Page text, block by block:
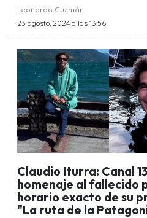
Leonardo Guzmán
23 agosto, 2024 a las 13:56
Claudio Iturra: Canal
homenaje al fallecido
horario exacto de su
"La ruta de la